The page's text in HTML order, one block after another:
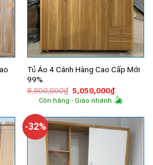
Tủ Áo 4 Cánh Hàng Cao Cấp Mới
99%
8,800,000₫ Giá
gốc
là:
5,050,000₫Giá
hiện
tại
Còn hàng - Giao nhanh
-32%